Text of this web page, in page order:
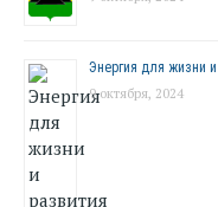
Энергия для жизни и
9 октября, 2024